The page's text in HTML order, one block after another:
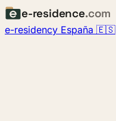
e-residence.com
e-residency España 🇪🇸